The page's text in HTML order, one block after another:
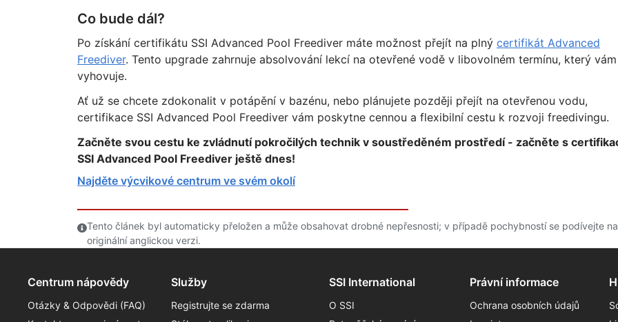
Co bude dál?
Po získání certifikátu SSI Advanced Pool Freediver máte možnost přejít na plný certifikát Advanced
Freediver. Tento upgrade zahrnuje absolvování lekcí na otevřené vodě v libovolném termínu, který vám
vyhovuje.
Ať už se chcete zdokonalit v potápění v bazénu, nebo plánujete později přejít na otevřenou vodu,
certifikace SSI Advanced Pool Freediver vám poskytne cennou a flexibilní cestu k rozvoji freedivingu.
Začněte svou cestu ke zvládnutí pokročilých technik v soustředěném prostředí - začněte s
SSI Advanced Pool Freediver ještě dnes!
Najděte výcvikové centrum ve svém okolí
Tento článek byl automaticky přeložen a může obsahovat drobné nepřesnosti; v případě pochybností se podívejte na
originální anglickou verzi.
Centrum nápovědy
Otázky & Odpovědi (FAQ)
Služby
Registrujte se zdarma
SSI International
O SSI
Právní informace
Ochrana osobních údajů